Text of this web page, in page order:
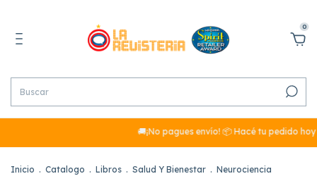
0
🚚¡No pagues envío! 📦 Hacé tu pedido hoy y, si
Inicio . Catalogo . Libros . Salud Y Bienestar . Neurociencia